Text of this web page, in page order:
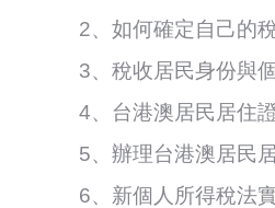
2、如何確定自己的
3、稅收居民身份與
4、台港澳居民居住
5、辦理台港澳居民
6、新個人所得稅法